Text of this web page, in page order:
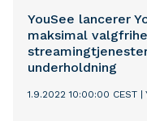
YouSee lancerer
maksimal
underholdning
1.9.2022 10:00:00 CEST